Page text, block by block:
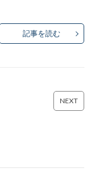
記事を読む
NEXT